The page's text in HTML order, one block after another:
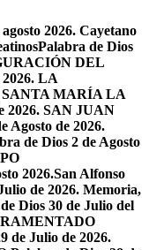
2026. Cayetano
Palabra de Dios
DEL
2026. LA
MARÍA LA
2026. SAN JUAN
Agosto de 2026.
de Dios 2 de Agosto
2026.San Alfonso
de 2026. Memoria,
Dios 30 de Julio del
de Julio de 2026.